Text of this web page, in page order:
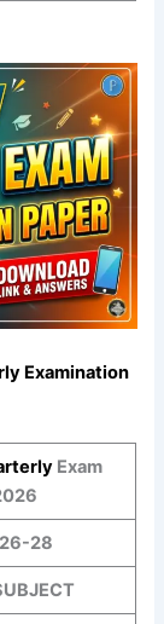
Examination
Exam
28